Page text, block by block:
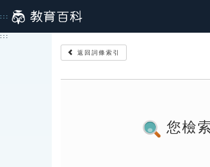
到
主
:::
:::
返回詞條索引
您檢